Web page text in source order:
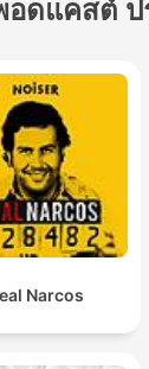
อดแคสต์ ป
Narcos